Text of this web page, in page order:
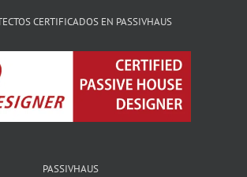
CERTIFICADOS EN PASSIVHAUS
PASSIVHAUS